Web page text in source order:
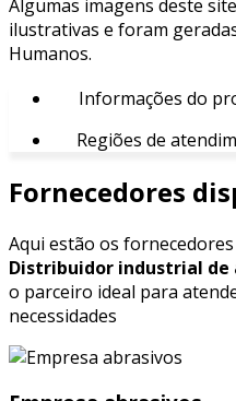
Algumas imagens deste
ilustrativas e foram
Humanos.
Informações do
Regiões de
Fornecedores
Aqui estão os
Distribuidor industrial de
o parceiro ideal para
necessidades